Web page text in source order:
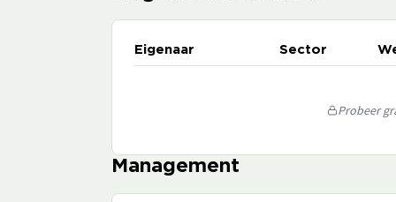
Eigenaar Sector
Probeer
Management